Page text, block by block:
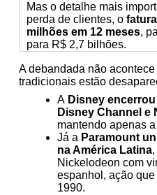
Mas o detalhe mais
perda de clientes, o
milhões em 12 meses,
para R$ 2,7 bilhões.
A debandada não
tradicionais estão
A Disney
Disney Channel e
mantendo apenas
Já a Paramount
na América Latina,
Nickelodeon com
espanhol, ação
1990.